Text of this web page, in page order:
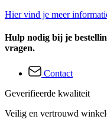
Hier vind je meer
Hulp nodig bij je
vragen.
Contact
Geverifieerde kwaliteit
Veilig en vertrouwd